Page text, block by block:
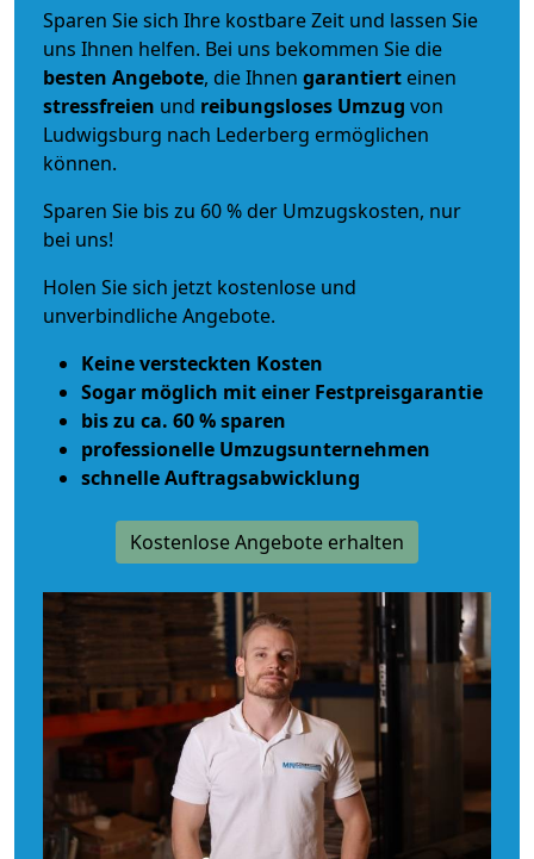
Sparen Sie sich Ihre kostbare Zeit und lassen Sie
uns Ihnen helfen. Bei uns bekommen Sie die
besten Angebote, die Ihnen garantiert einen
stressfreien und reibungsloses Umzug von
Ludwigsburg nach Lederberg ermöglichen
können.
Sparen Sie bis zu 60 % der Umzugskosten, nur
bei uns!
Holen Sie sich jetzt kostenlose und
unverbindliche Angebote.
Keine versteckten Kosten
Sogar möglich mit einer Festpreisgarantie
bis zu ca. 60 % sparen
professionelle Umzugsunternehmen
schnelle Auftragsabwicklung
Kostenlose Angebote erhalten